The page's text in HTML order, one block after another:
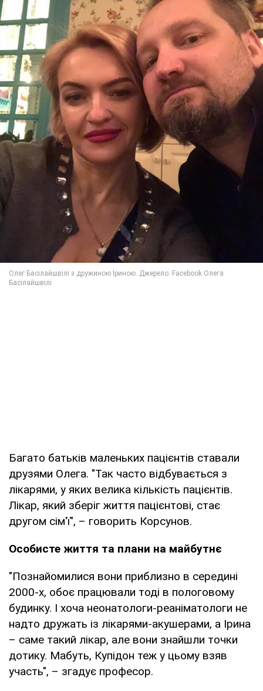
Багато батьків маленьких пацієнтів ставали
друзями Олега. "Так часто відбувається з
лікарями, у яких велика кількість пацієнтів.
Лікар, який зберіг життя пацієнтові, стає
другом сім'ї", – говорить Корсунов.
Особисте життя та плани на майбутнє
"Познайомилися вони приблизно в середині
2000-х, обоє працювали тоді в пологовому
будинку. І хоча неонатологи-реаніматологи не
надто дружать із лікарями-акушерами, а Ірина
– саме такий лікар, але вони знайшли точки
дотику. Мабуть, Купідон теж у цьому взяв
участь", – згадує професор.